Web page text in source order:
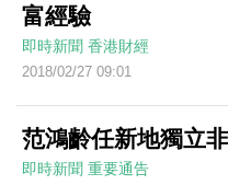
富經驗
即時新聞 香港財經
2018/02/27 09:01
范鴻齡任新地獨立
即時新聞 重要通告